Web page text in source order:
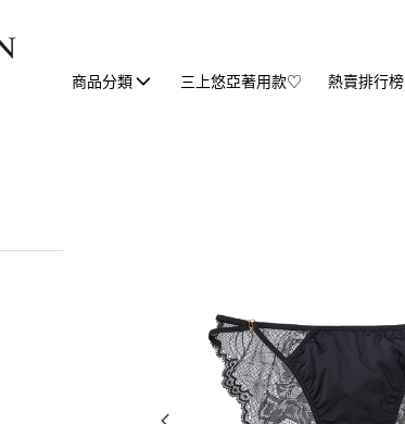
商品分類 三上悠亞著用款♡ 熱賣排行榜